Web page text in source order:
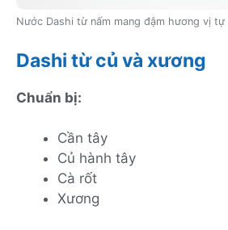
Nước Dashi từ nấm mang đậm hương vị tự
Dashi từ củ và xương
Chuẩn bị:
Cần tây
Củ hành tây
Cà rốt
Xương